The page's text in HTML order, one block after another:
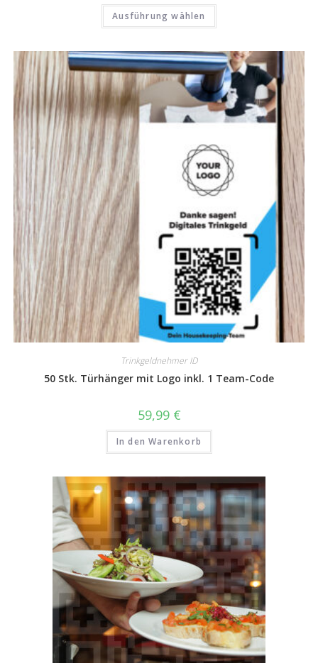
Ausführung wählen
Trinkgeldnehmer ID
50 Stk. Türhänger mit Logo inkl. 1 Team-Code
59,99 €
In den Warenkorb